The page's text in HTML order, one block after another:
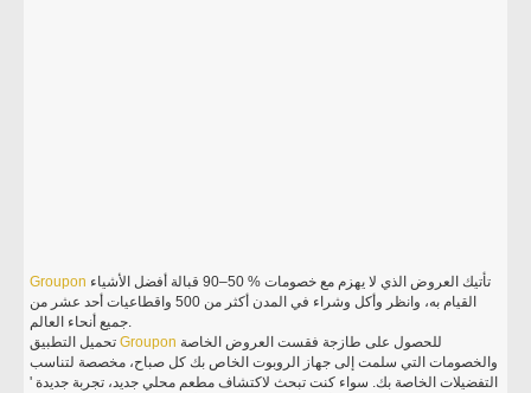
Groupon
القيام به، وانظر وأكل وشراء في المدن أكثر من 500 واقطاعيات أحد عشر من
جميع أنحاء العالم.
تحميل التطبيقGroupon
والخصومات التي سلمت إلى جهاز الروبوت الخاص بك كل صباح، مخصصة لتناسب
التفضيلات الخاصة بك. سواء كنت تبحث لاكتشاف مطعم محلي جديد، تجربة جديدة '